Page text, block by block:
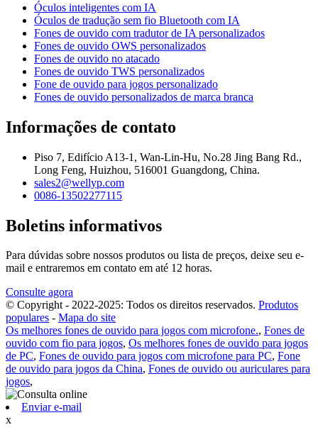
Óculos inteligentes com IA
Óculos de tradução sem fio Bluetooth com IA
Fones de ouvido com tradutor de IA personalizados
Fones de ouvido OWS personalizados
Fones de ouvido no atacado
Fones de ouvido TWS personalizados
Fone de ouvido para jogos personalizado
Fones de ouvido personalizados de marca branca
Informações de contato
Piso 7, Edifício A13-1, Wan-Lin-Hu, No.28 Jing Bang Rd.,
Long Feng, Huizhou, 516001 Guangdong, China.
sales2@wellyp.com
0086-13502277115
Boletins informativos
Para dúvidas sobre nossos produtos ou lista de preços, deixe seu e-
mail e entraremos em contato em até 12 horas.
Consulte agora
© Copyright - 2022-2025: Todos os direitos reservados. Produtos
populares - Mapa do site
Os melhores fones de ouvido para jogos com microfone., Fones de
ouvido com fio para jogos, Os melhores fones de ouvido para jogos
de PC, Fones de ouvido para jogos com microfone para PC, Fone
de ouvido para jogos da China, Fones de ouvido ou auriculares para
jogos,
Enviar e-mail
x